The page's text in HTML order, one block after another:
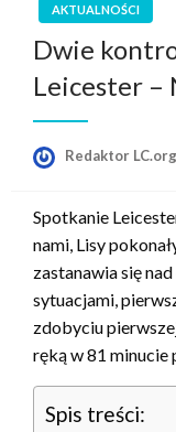
AKTUALNOŚCI
Dwie
Leicester –
Redaktor
Spotkanie
nami, Lisy
zastanawia się
sytuacjami,
zdobyciu
ręką w 81 minucie
Spis treści: